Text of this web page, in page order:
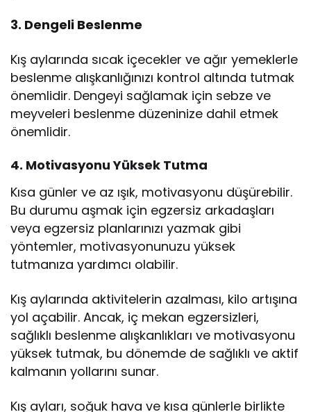
3. Dengeli Beslenme
Kış aylarında sıcak içecekler ve ağır yemeklerle
beslenme alışkanlığınızı kontrol altında tutmak
önemlidir. Dengeyi sağlamak için sebze ve
meyveleri beslenme düzeninize dahil etmek
önemlidir.
4. Motivasyonu Yüksek Tutma
Kısa günler ve az ışık, motivasyonu düşürebilir.
Bu durumu aşmak için egzersiz arkadaşları
veya egzersiz planlarınızı yazmak gibi
yöntemler, motivasyonunuzu yüksek
tutmanıza yardımcı olabilir.
Kış aylarında aktivitelerin azalması, kilo artışına
yol açabilir. Ancak, iç mekan egzersizleri,
sağlıklı beslenme alışkanlıkları ve motivasyonu
yüksek tutmak, bu dönemde de sağlıklı ve aktif
kalmanın yollarını sunar.
Kış ayları, soğuk hava ve kısa günlerle birlikte